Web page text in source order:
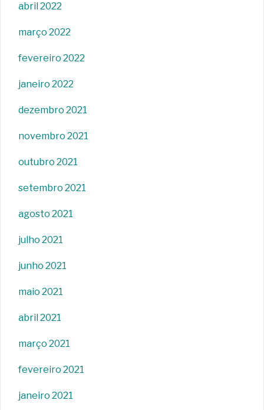
abril 2022
março 2022
fevereiro 2022
janeiro 2022
dezembro 2021
novembro 2021
outubro 2021
setembro 2021
agosto 2021
julho 2021
junho 2021
maio 2021
abril 2021
março 2021
fevereiro 2021
janeiro 2021